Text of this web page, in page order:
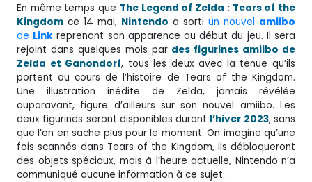
En même temps que The Legend of Zelda : Tears of the
Kingdom ce 14 mai, Nintendo a sorti un nouvel amiibo
de Link reprenant son apparence au début du jeu. Il sera
rejoint dans quelques mois par des figurines amiibo de
Zelda et Ganondorf, tous les deux avec la tenue qu’ils
portent au cours de l’histoire de Tears of the Kingdom.
Une illustration inédite de Zelda, jamais révélée
auparavant, figure d’ailleurs sur son nouvel amiibo. Les
deux figurines seront disponibles durant l’hiver 2023, sans
que l’on en sache plus pour le moment. On imagine qu’une
fois scannés dans Tears of the Kingdom, ils débloqueront
des objets spéciaux, mais à l’heure actuelle, Nintendo n’a
communiqué aucune information à ce sujet.